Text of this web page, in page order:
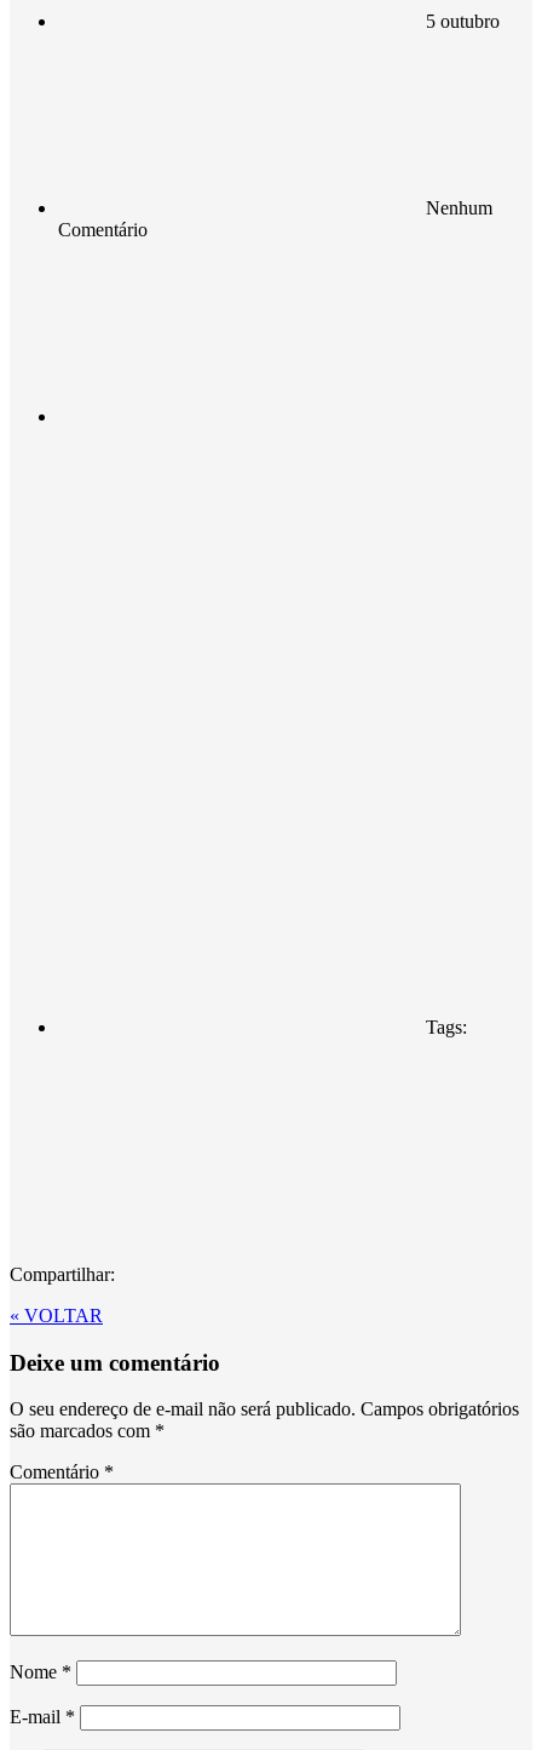
5 outubro
Nenhum
Comentário
Tags:
Compartilhar:
« VOLTAR
Deixe um comentário
O seu endereço de e-mail não será publicado. Campos obrigatórios
são marcados com *
Comentário *
Nome *
E-mail *